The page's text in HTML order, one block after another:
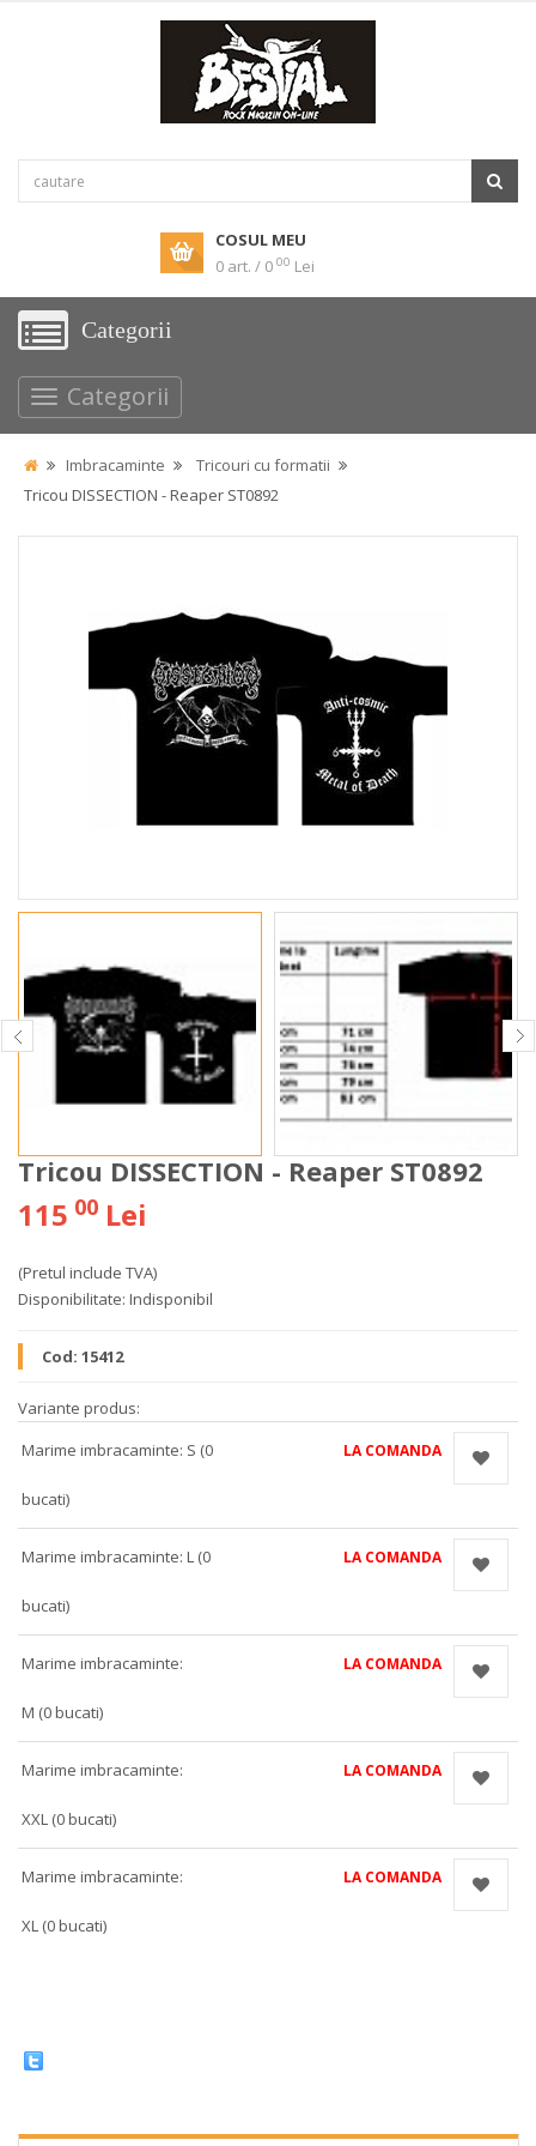
COSUL MEU
0 art. / 0 00 Lei
Categorii
Categorii
Imbracaminte
Tricouri cu formatii
Tricou DISSECTION - Reaper ST0892
Tricou DISSECTION - Reaper ST0892
115 00 Lei
(Pretul include TVA)
Disponibilitate: Indisponibil
Cod: 15412
Variante produs:
Marime imbracaminte: S (0
bucati)
LA COMANDA
Marime imbracaminte: L (0
bucati)
LA COMANDA
Marime imbracaminte:
M (0 bucati)
LA COMANDA
Marime imbracaminte:
XXL (0 bucati)
LA COMANDA
Marime imbracaminte:
XL (0 bucati)
LA COMANDA